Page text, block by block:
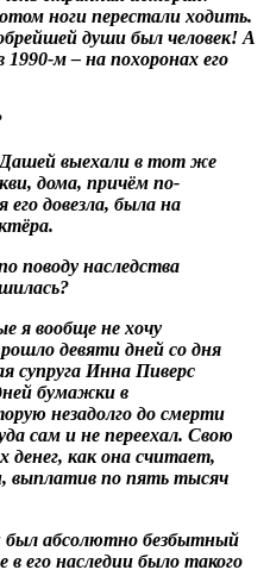
ноги перестали ходить.
души был человек! А
1990-м – на похоронах его
Дашей выехали в тот же
дома, причём по-
довезла, была на
поводу наследства
я вообще не хочу
девяти дней со дня
супруга Инна Пиверс
бумажки в
незадолго до смерти
сам и не переехал. Свою
денег, как она считает,
выплатив по пять тысяч
абсолютно безбытный
в его наследии было такого